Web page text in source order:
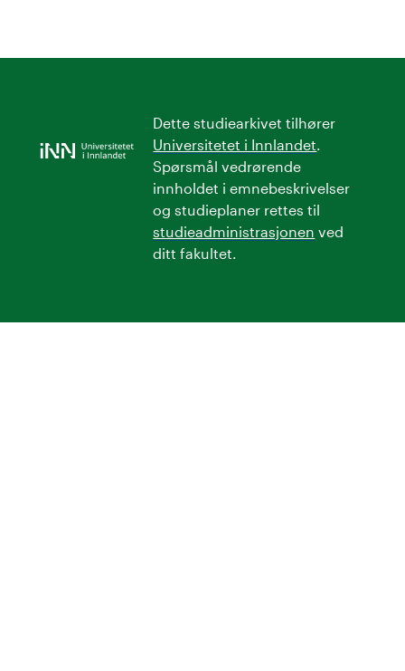
Dette studiearkivet tilhører
Universitetet i Innlandet
Spørsmål vedrørende
innholdet i emnebeskrivelser
og studieplaner rettes til
studieadministrasjonen ved
ditt fakultet.